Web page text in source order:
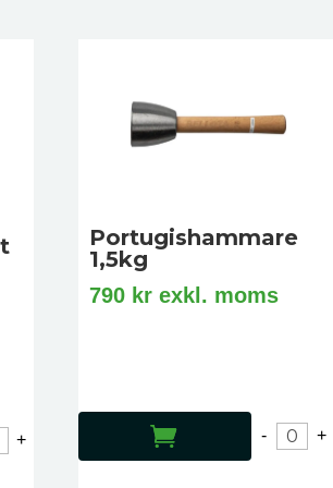
+
Portugishammare
1,5kg
790 krexkl. moms
- +